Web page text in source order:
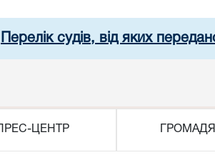
Перелік судів, від яких
ПРЕС-ЦЕНТР